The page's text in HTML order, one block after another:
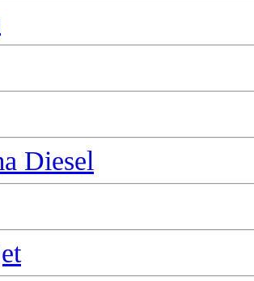
Diesel